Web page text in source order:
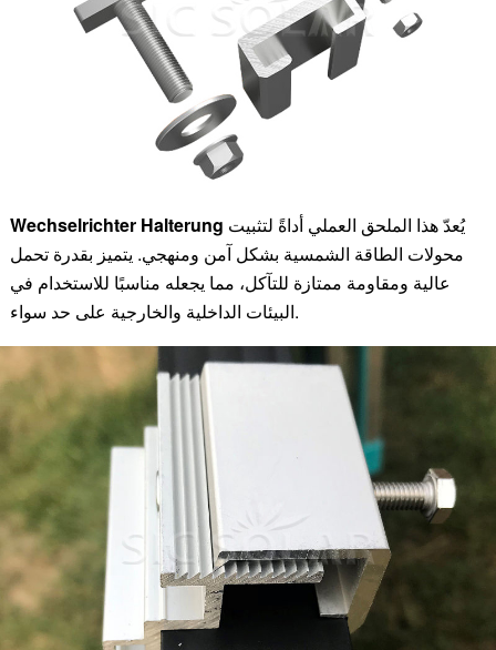
Wechselrichter Halterung يُعدّ هذا الملحق العملي أداةً لتثبيت
محولات الطاقة الشمسية بشكل آمن ومنهجي. يتميز بقدرة تحمل
عالية ومقاومة ممتازة للتآكل، مما يجعله مناسبًا للاستخدام في
البيئات الداخلية والخارجية على حد سواء.